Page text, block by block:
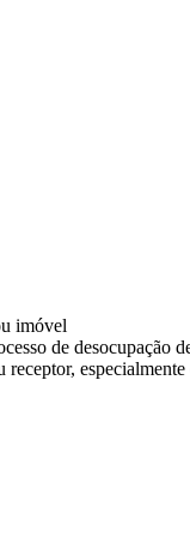
imóvel
de desocupação